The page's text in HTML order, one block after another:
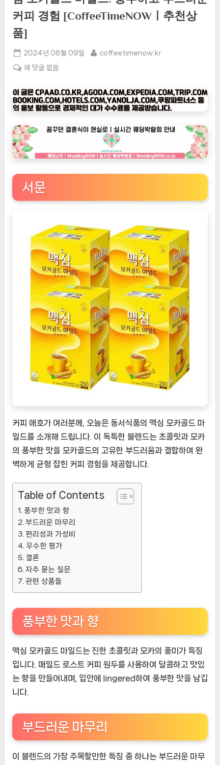
커피 경험 [CoffeeTimeNOWㅣ추천상
품]
Posted
on
2024년 08월 09일 By
coffeetimenow.kr
[커
타
임
나
우
ㅣ
인
기
상
품]
드
러
운
피
경
[CoffeeTimeNOW
추
천
상
품]
에 댓글 없음
서문
커피 애호가 여러분께, 오늘은 동서식품의 맥심 모카골드 마
일드를 소개해 드립니다. 이 독특한 블렌드는 초콜릿과 모카
의 풍부한 맛을 모카골드의 고유한 부드러움과 결합하여 완
벽하게 균형 잡힌 커피 경험을 제공합니다.
Table of Contents
풍부한 맛과 향
부드러운 마무리
편리성과 가성비
우수한 평가
결론
자주 묻는 질문
관련 상품들
풍부한 맛과 향
맥심 모카골드 마일드는 진한 초콜릿과 모카의 풍미가 특징
입니다. 매일드 로스트 커피 원두를 사용하여 달콤하고 맛있
는 향을 만들어내며, 입안에 lingered하여 풍부한 맛을 남깁
니다.
부드러운 마무리
이 블렌드의 가장 주목할만한 특징 중 하나는 부드러운 마무